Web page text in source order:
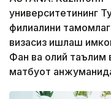
университетининг
филиалини
визасиз ишлаш
Фан ва олий таълим
матбуот